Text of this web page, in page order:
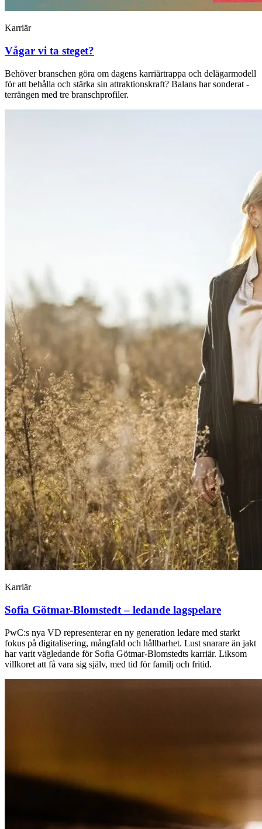
Karriär
Vågar vi ta steget?
Behöver branschen göra om dagens ­karriärtrappa och delägarmodell
för att behålla och stärka sin attraktionskraft? Balans har sonderat ­
terrängen med tre branschprofiler.
Karriär
Sofia Götmar-Blomstedt – ledande lagspelare
PwC:s nya VD representerar en ny generation ledare med starkt
fokus på digitalisering, mångfald och hållbarhet. Lust snarare än jakt
har varit vägledande för Sofia Götmar-Blomstedts karriär. Liksom
villkoret att få vara sig själv, med tid för familj och fritid.